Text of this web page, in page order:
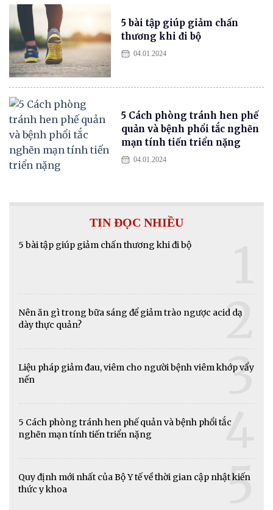
5 bài tập giúp giảm chấn
thương khi đi bộ
04.01.2024
5 Cách phòng tránh hen phế
quản và bệnh phổi tắc nghẽn
mạn tính tiến triển nặng
04.01.2024
TIN ĐỌC NHIỀU
5 bài tập giúp giảm chấn thương khi đi bộ
Nên ăn gì trong bữa sáng để giảm trào ngược acid dạ
dày thực quản?
2
Liệu pháp giảm đau, viêm cho người bệnh viêm khớp vẩy
nến
3
5 Cách phòng tránh hen phế quản và bệnh phổi tắc
nghẽn mạn tính tiến triển nặng
4
Quy định mới nhất của Bộ Y tế về thời gian cập nhật kiến
thức y khoa
5